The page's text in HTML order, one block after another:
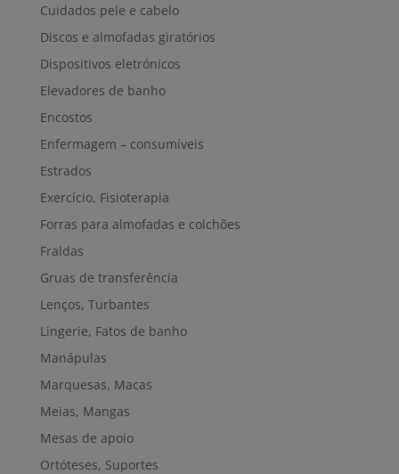
Cuidados pele e cabelo
Discos e almofadas giratórios
Dispositivos eletrónicos
Elevadores de banho
Encostos
Enfermagem – consumíveis
Estrados
Exercício, Fisioterapia
Forras para almofadas e colchões
Fraldas
Gruas de transferência
Lenços, Turbantes
Lingerie, Fatos de banho
Manápulas
Marquesas, Macas
Meias, Mangas
Mesas de apoio
Ortóteses, Suportes